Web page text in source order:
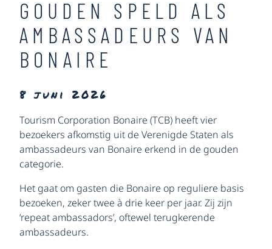
GOUDEN SPELD ALS
AMBASSADEURS VAN
BONAIRE
8 juni 2026
Tourism Corporation Bonaire (TCB) heeft vier
bezoekers afkomstig uit de Verenigde Staten als
ambassadeurs van Bonaire erkend in de gouden
categorie.
Het gaat om gasten die Bonaire op reguliere basis
bezoeken, zeker twee à drie keer per jaar. Zij zijn
‘repeat ambassadors’, oftewel terugkerende
ambassadeurs.